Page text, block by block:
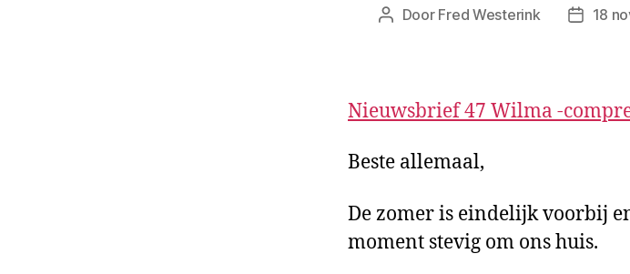
Door Fred Westerink 18
Nieuwsbrief 47 Wilma -
Beste allemaal,
De zomer is eindelijk voorbij
moment stevig om ons huis.